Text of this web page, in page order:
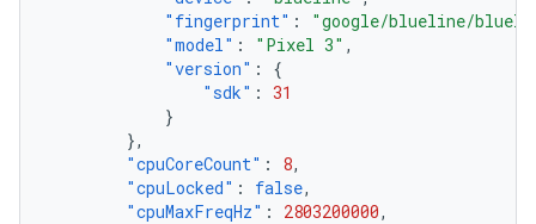
"fingerprint" :
"google/blueline/
"model" : "Pixel 3" ,
"version" :
{
"sdk" : 31
}
},
"cpuCoreCount" : 8,
"cpuLocked" : false,
"cpuMaxFreqHz" : 2803200000,